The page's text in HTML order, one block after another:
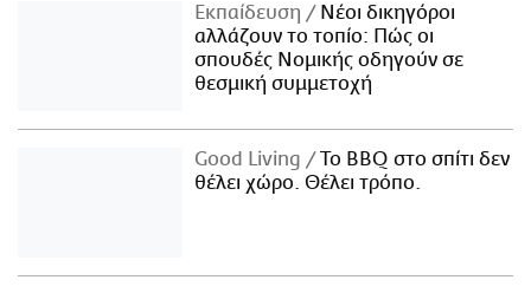
Εκπαίδευση
Νέοι δικηγόροι
αλλάζουν το τοπίο: Πώς οι
σπουδές Νομικής οδηγούν σε
θεσμική συμμετοχή
Good Living
Το BBQ στο σπίτι δεν
θέλει χώρο. Θέλει τρόπο.